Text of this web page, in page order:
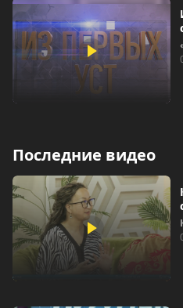
Последние видео